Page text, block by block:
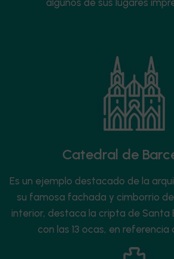
Catedral de
Es un ejemplo destacado de la
su famosa fachada y cimborrio
interior, destaca la cripta de Santa
con las 13 ocas, en referencia